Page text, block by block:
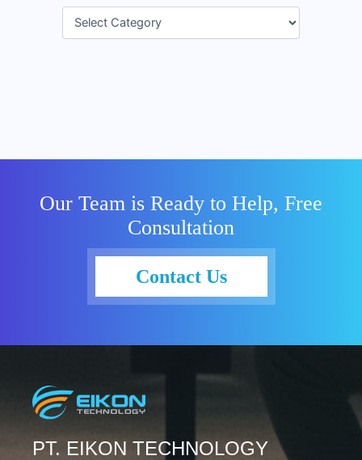
Our Team is Ready to Help, Free
Consultation
Contact Us
PT. EIKON TECHNOLOGY